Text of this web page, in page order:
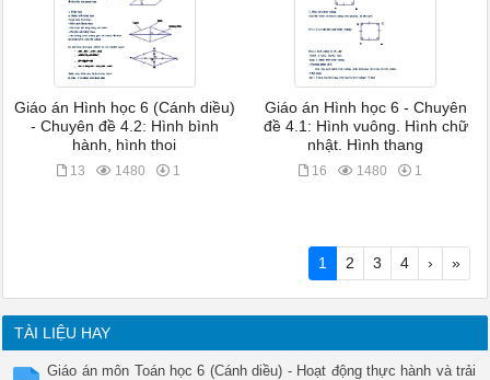
Giáo án Hình học 6 (Cánh diều)
- Chuyên đề 4.2: Hình bình
hành, hình thoi
13 1480 1
Giáo án Hình học 6 - Chuyên
đề 4.1: Hình vuông. Hình chữ
nhật. Hình thang
16 1480 1
1 2 3 4 › »
TÀI LIỆU HAY
Giáo án môn Toán học 6 (Cánh diều) - Hoạt động thực hành và trải